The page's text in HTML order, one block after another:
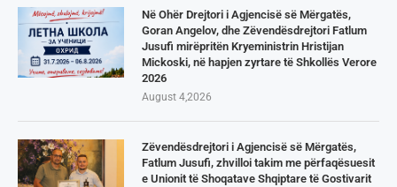
Në Ohër Drejtori i Agjencisë së Mërgatës,
Goran Angelov, dhe Zëvendësdrejtori Fatlum
Jusufi mirëpritën Kryeministrin Hristijan
Mickoski, në hapjen zyrtare të Shkollës Verore
2026
August 4,2026
Zëvendësdrejtori i Agjencisë së Mërgatës,
Fatlum Jusufi, zhvilloi takim me përfaqësuesit
e Unionit të Shoqatave Shqiptare të Gostivarit